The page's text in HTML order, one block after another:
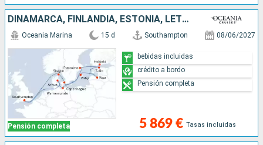
DINAMARCA, FINLANDIA, ESTONIA, LETONIA, SUECIA, ALEMANIA, REINO UNIDO
Pensión completa
Oceania Marina 15 d Southampton 08/06/2027
5 869 € Tasas incluidas
bebidas incluidas
crédito a bordo
Pensión completa